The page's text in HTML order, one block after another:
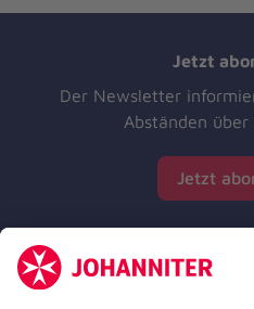
Jetzt
Der Newsletter
Abständen
Jetzt
Zertifizierung der